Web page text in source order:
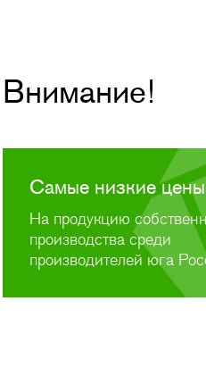
Внимание!
Самые низкие цены
На продукцию
производства среди
производителей юга